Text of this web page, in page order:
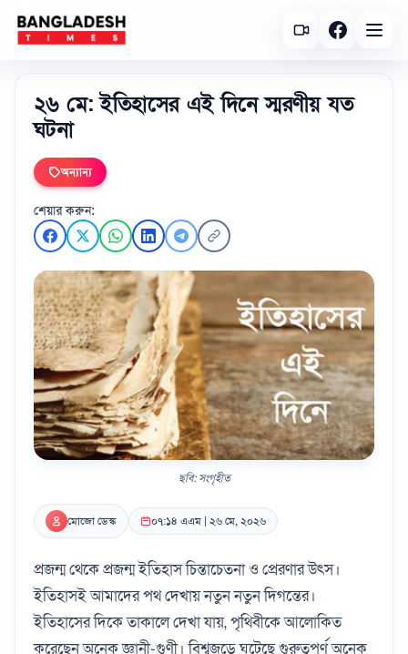
২৬ মে: ইতিহাসের এই দিনে স্মরণীয় যত
ঘটনা
অন্যান্য
শেয়ার করুন:
ছবি: সংগৃহীত
মোজো ডেস্ক ০৭:১৪ এএম | ২৬ মে, ২০২৬
প্রজন্ম থেকে প্রজন্ম ইতিহাস চিন্তাচেতনা ও প্রেরণার উৎস।
ইতিহাসই আমাদের পথ দেখায় নতুন নতুন দিগন্তের।
ইতিহাসের দিকে তাকালে দেখা যায়, পৃথিবীকে আলোকিত
করেছেন অনেক জ্ঞানী-গুণী। বিশ্বজুড়ে ঘটেছে গুরুত্বপূর্ণ অনেক